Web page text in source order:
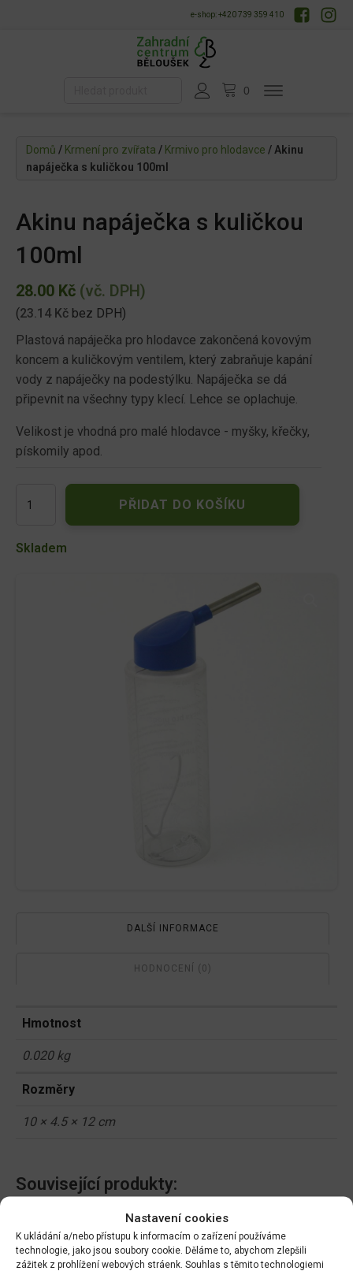
Nastavení cookies
K ukládání a/nebo přístupu k informacím o zařízení používáme
technologie, jako jsou soubory cookie. Děláme to, abychom zlepšili
zážitek z prohlížení webových stráenk. Souhlas s těmito technologiemi
e-shop: +420 739 359 410
Domů / Krmení pro zvířata / Krmivo pro hlodavce / Akinu
napáječka s kuličkou 100ml
Akinu napáječka s kuličkou
100ml
28.00 Kč (vč. DPH)
(23.14 Kč bez DPH)
Plastová napáječka pro hlodavce zakončená kovovým
koncem a kuličkovým ventilem, který zabraňuje kapání
vody z napáječky na podestýlku. Napáječka se dá
připevnit na všechny typy klecí. Lehce se oplachuje.
Velikost je vhodná pro malé hlodavce - myšky, křečky,
pískomily apod.
napáječka
kuličkou
PŘIDAT DO KOŠÍKU
Skladem
DALŠÍ INFORMACE
HODNOCENÍ (0)
Hmotnost
0.020 kg
Rozměry
10 × 4.5 × 12 cm
Související produkty:
Akinu hobliny pro hlodavce
800g
DO KOŠÍKU